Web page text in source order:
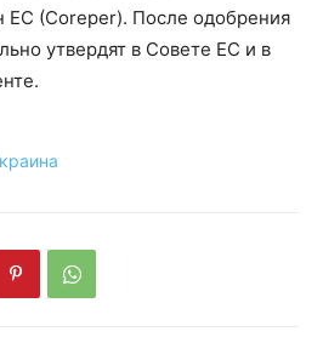
ЕС (Coreper). После одобрения
утвердят в Совете ЕС и в